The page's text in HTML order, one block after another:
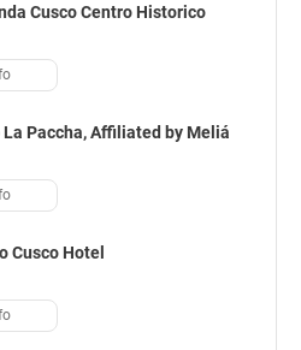
Cusco Centro Historico
La Paccha, Affiliated by Meliá
Cusco Hotel